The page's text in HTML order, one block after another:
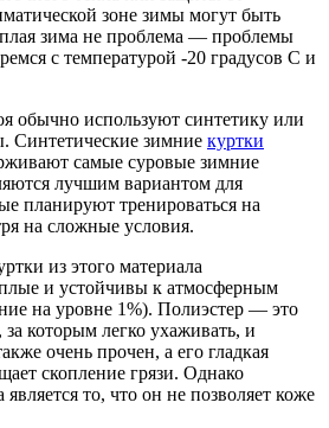
зоне зимы могут быть
зима не проблема — проблемы
с температурой -20 градусов С и
обычно используют синтетику или
Синтетические зимние куртки
самые суровые зимние
лучшим вариантом для
планируют тренироваться на
на сложные условия.
из этого материала
и устойчивы к атмосферным
на уровне 1%). Полиэстер — это
за которым легко ухаживать, и
очень прочен, а его гладкая
скопление грязи. Однако
является то, что он не позволяет коже